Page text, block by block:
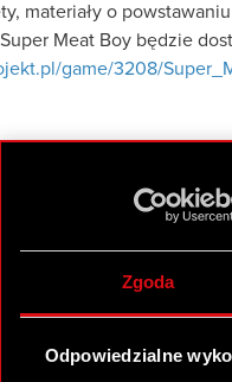
Zgoda
Odpowiedzialne
materiały o
Meat Boy będzie
game/3208/
platformówka 2D z
i wyruszą w
Alientrap, stawiają na
oraz walkę z
nastrojowymi
na: